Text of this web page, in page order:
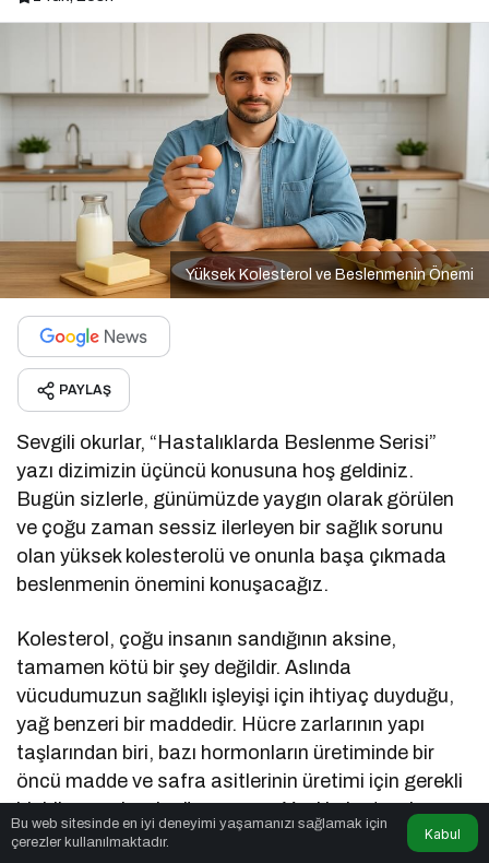
Yüksek Kolesterol ve Beslenmenin Önemi
PAYLAŞ
Sevgili okurlar, “Hastalıklarda Beslenme Serisi”
yazı dizimizin üçüncü konusuna hoş geldiniz.
Bugün sizlerle, günümüzde yaygın olarak görülen
ve çoğu zaman sessiz ilerleyen bir sağlık sorunu
olan yüksek kolesterolü ve onunla başa çıkmada
beslenmenin önemini konuşacağız.
Kolesterol, çoğu insanın sandığının aksine,
tamamen kötü bir şey değildir. Aslında
vücudumuzun sağlıklı işleyişi için ihtiyaç duyduğu,
yağ benzeri bir maddedir. Hücre zarlarının yapı
taşlarından biri, bazı hormonların üretiminde bir
öncü madde ve safra asitlerinin üretimi için gerekli
bir bileşen olarak görev yapar. Yani kolesterol,
vücudumuz için vazgeçilmezdir. Peki o zaman
Bu web sitesinde en iyi deneyimi yaşamanızı sağlamak için
çerezler kullanılmaktadır.
Kabul